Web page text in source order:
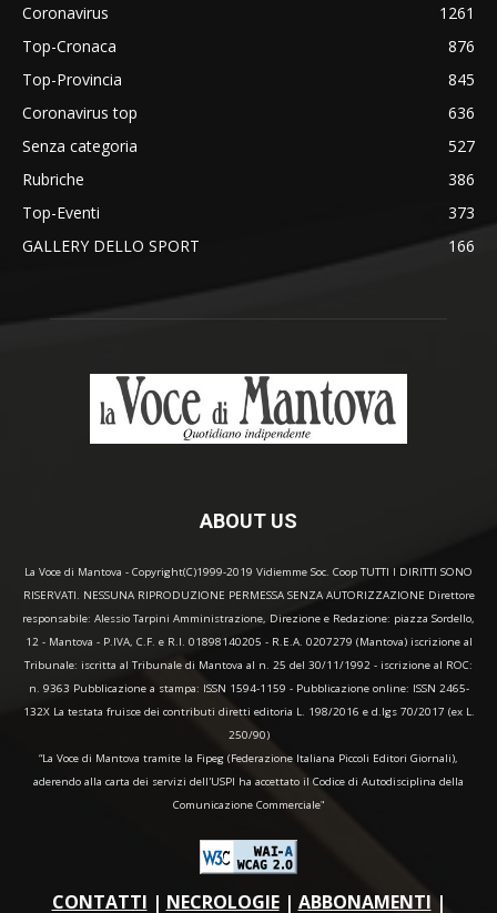
Coronavirus
1261
Top-Cronaca
876
Top-Provincia
845
Coronavirus top
636
Senza categoria
527
Rubriche
386
Top-Eventi
373
GALLERY DELLO SPORT
166
ABOUT US
La Voce di Mantova - Copyright(C)1999-2019 Vidiemme Soc. Coop TUTTI I DIRITTI SONO
RISERVATI. NESSUNA RIPRODUZIONE PERMESSA SENZA AUTORIZZAZIONE Direttore
responsabile: Alessio Tarpini Amministrazione, Direzione e Redazione: piazza Sordello,
12 - Mantova - P.IVA, C.F. e R.I. 01898140205 - R.E.A. 0207279 (Mantova) iscrizione al
Tribunale: iscritta al Tribunale di Mantova al n. 25 del 30/11/1992 - iscrizione al ROC:
n. 9363 Pubblicazione a stampa: ISSN 1594-1159 - Pubblicazione online: ISSN 2465-
132X La testata fruisce dei contributi diretti editoria L. 198/2016 e d.lgs 70/2017 (ex L.
250/90)
“La Voce di Mantova tramite la Fipeg (Federazione Italiana Piccoli Editori Giornali),
aderendo alla carta dei servizi dell'USPI ha accettato il Codice di Autodisciplina della
Comunicazione Commerciale"
CONTATTI | NECROLOGIE| ABBONAMENTI |